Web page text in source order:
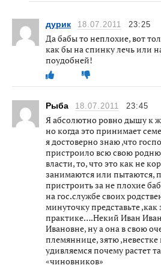
дурик 18.07.2011 23:25
Да бабы то неплохие, вот
как бы на спинку лечь или
поудобней!
Рыба 18.07.2011 23:45
Я абсолютно ровно дышу к
но когда это принимает
я достоверно знаю ,что
пристроило всю свою
власти, то, что это как не
занимаются или пытаются,
пристроить за не плохие
на гос.службе своих
минуточку представьте ,как
практике….Некий Иван
Ивановне, ну а она в свою
племяннице, зятю
удивляемся почему растет
«чиновников»